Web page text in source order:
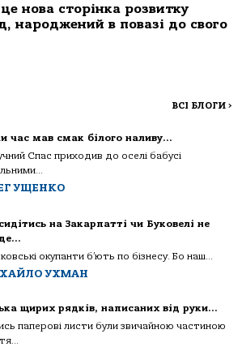
нова сторінка розвитку
народжений в повазі до свого
ВСІ БЛОГИ >
час мав смак білого наливу…
Спас приходив до оселі бабусі
УЩЕНКО
на Закарпатті чи Буковелі не
окупанти б’ють по бізнесу. Бо наш...
УХМАН
щирих рядків, написаних від руки…
паперові листи були звичайною частиною